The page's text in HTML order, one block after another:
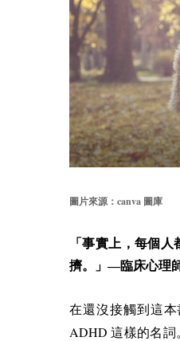
圖片來源： canva 圖庫
「事實上，每個
擠。」—臨床心理
在還沒接觸到這
ADHD這樣的名詞